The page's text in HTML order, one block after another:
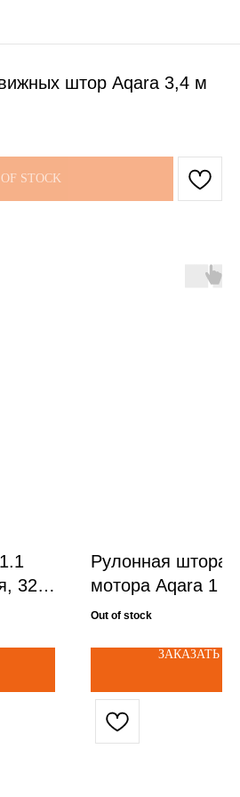
штор Aqara 3,4 м
STOCK
320
Рулонная штора
мотора Aqara 1 м
Out of stock
ЗАКАЗАТЬ